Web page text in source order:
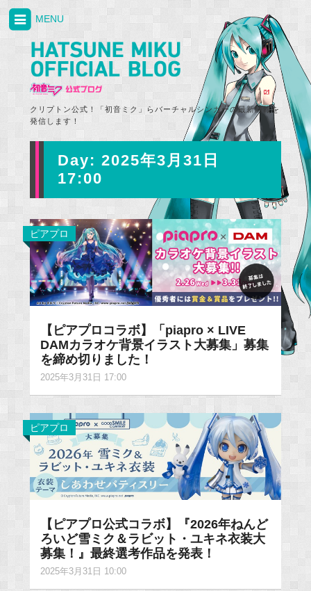
クリプトン公式！「初音ミク」らバーチャルシンガーの最新情報を
発信します！
MENU
Day: 2025年3月31日
17:00
ピアプロ
【ピアプロコラボ】「piapro × LIVE
DAMカラオケ背景イラスト大募集」募集
を締め切りました！
2025年3月31日 17:00
ピアプロ
【ピアプロ公式コラボ】『2026年ねんど
ろいど雪ミク＆ラビット・ユキネ衣装大
募集！』最終選考作品を発表！
2025年3月31日 10:00